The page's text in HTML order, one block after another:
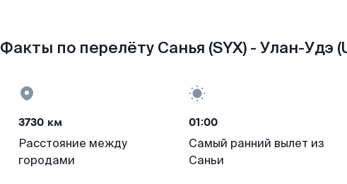
Факты по перелёту Санья (SYX) - Улан-Удэ
3730 км
Расстояние между
городами
01:00
Самый ранний вылет из
Саньи